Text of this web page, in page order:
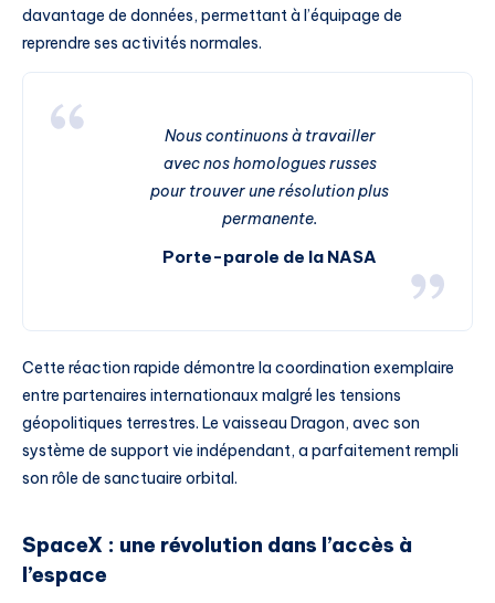
davantage de données, permettant à l’équipage de
reprendre ses activités normales.
Nous continuons à travailler
avec nos homologues russes
pour trouver une résolution plus
permanente.
Porte-parole de la NASA
Cette réaction rapide démontre la coordination exemplaire
entre partenaires internationaux malgré les tensions
géopolitiques terrestres. Le vaisseau Dragon, avec son
système de support vie indépendant, a parfaitement rempli
son rôle de sanctuaire orbital.
SpaceX : une révolution dans l’accès à
l’espace